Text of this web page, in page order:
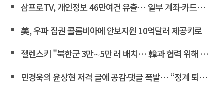
삼프로TV, 개인정보 46만여건 유출… 일부 계좌·카드정보 포함
美, 우파 집권 콜롬비아에 안보지원 10억달러 제공키로
젤렌스키 "북한군 3만∼5만 러 배치… 韓과 협력 위해 접촉 중"
민경욱의 윤상현 저격 글에 공감·댓글 폭발… “정계 퇴출” 목소리도